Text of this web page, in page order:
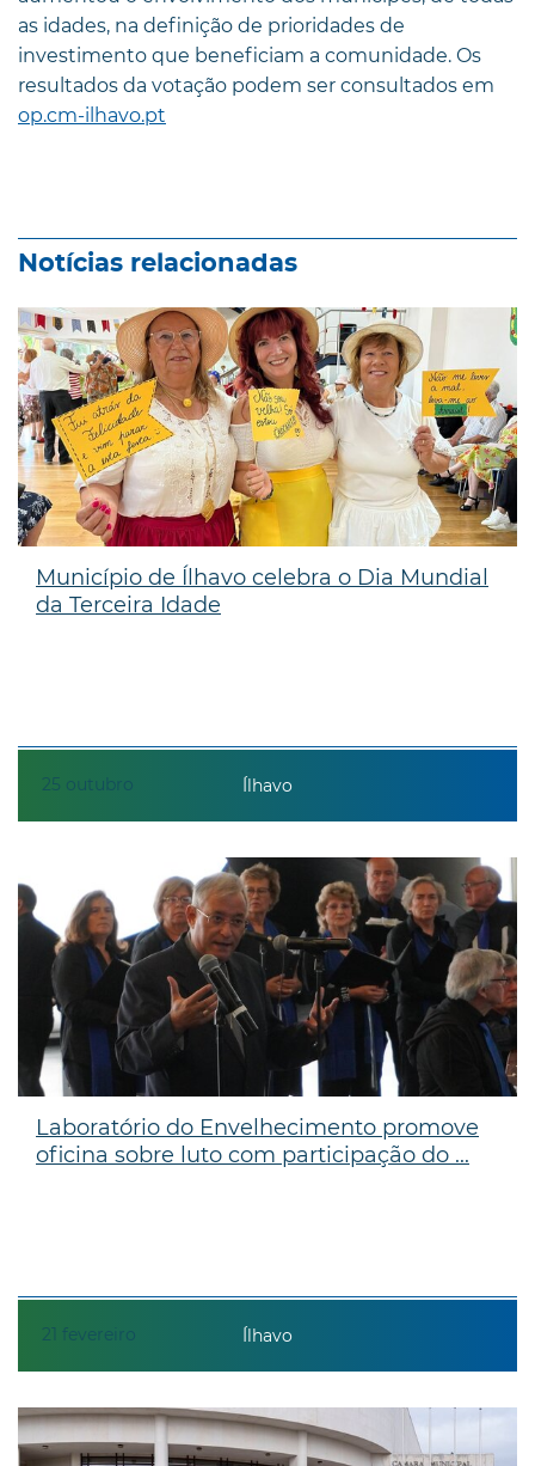
as idades, na definição de prioridades de
investimento que beneficiam a comunidade. Os
resultados da votação podem ser consultados em
op.cm-ilhavo.pt
Notícias relacionadas
25 outubro
Município de Ílhavo celebra o Dia Mundial
da Terceira Idade
Ílhavo
21 fevereiro
Laboratório do Envelhecimento promove
oficina sobre luto com participação do ...
Ílhavo